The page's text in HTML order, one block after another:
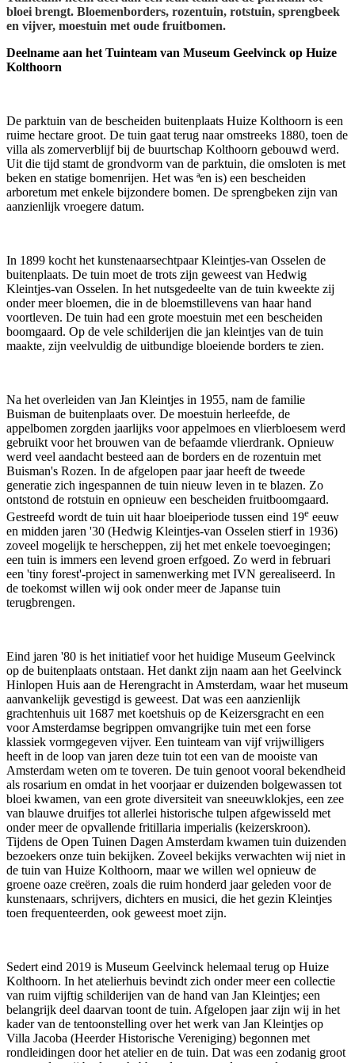
bloei brengt. Bloemenborders, rozentuin, rotstuin, sprengbeek
en vijver, moestuin met oude fruitbomen.
Deelname aan het Tuinteam van Museum Geelvinck op Huize
Kolthoorn
De parktuin van de bescheiden buitenplaats Huize Kolthoorn is een
ruime hectare groot. De tuin gaat terug naar omstreeks 1880, toen de
villa als zomerverblijf bij de buurtschap Kolthoorn gebouwd werd.
Uit die tijd stamt de grondvorm van de parktuin, die omsloten is met
beken en statige bomenrijen. Het was ªen is) een bescheiden
arboretum met enkele bijzondere bomen. De sprengbeken zijn van
aanzienlijk vroegere datum.
In 1899 kocht het kunstenaarsechtpaar Kleintjes-van Osselen de
buitenplaats. De tuin moet de trots zijn geweest van Hedwig
Kleintjes-van Osselen. In het nutsgedeelte van de tuin kweekte zij
onder meer bloemen, die in de bloemstillevens van haar hand
voortleven. De tuin had een grote moestuin met een bescheiden
boomgaard. Op de vele schilderijen die jan kleintjes van de tuin
maakte, zijn veelvuldig de uitbundige bloeiende borders te zien.
Na het overleiden van Jan Kleintjes in 1955, nam de familie
Buisman de buitenplaats over. De moestuin herleefde, de
appelbomen zorgden jaarlijks voor appelmoes en vlierbloesem werd
gebruikt voor het brouwen van de befaamde vlierdrank. Opnieuw
werd veel aandacht besteed aan de borders en de rozentuin met
Buisman's Rozen. In de afgelopen paar jaar heeft de tweede
generatie zich ingespannen de tuin nieuw leven in te blazen. Zo
ontstond de rotstuin en opnieuw een bescheiden fruitboomgaard.
Gestreefd wordt de tuin uit haar bloeiperiode tussen eind 19e eeuw
en midden jaren '30 (Hedwig Kleintjes-van Osselen stierf in 1936)
zoveel mogelijk te herscheppen, zij het met enkele toevoegingen;
een tuin is immers een levend groen erfgoed. Zo werd in februari
een 'tiny forest'-project in samenwerking met IVN gerealiseerd. In
de toekomst willen wij ook onder meer de Japanse tuin
terugbrengen.
Eind jaren '80 is het initiatief voor het huidige Museum Geelvinck
op de buitenplaats ontstaan. Het dankt zijn naam aan het Geelvinck
Hinlopen Huis aan de Herengracht in Amsterdam, waar het museum
aanvankelijk gevestigd is geweest. Dat was een aanzienlijk
grachtenhuis uit 1687 met koetshuis op de Keizersgracht en een
voor Amsterdamse begrippen omvangrijke tuin met een forse
klassiek vormgegeven vijver. Een tuinteam van vijf vrijwilligers
heeft in de loop van jaren deze tuin tot een van de mooiste van
Amsterdam weten om te toveren. De tuin genoot vooral bekendheid
als rosarium en omdat in het voorjaar er duizenden bolgewassen tot
bloei kwamen, van een grote diversiteit van sneeuwklokjes, een zee
van blauwe druifjes tot allerlei historische tulpen afgewisseld met
onder meer de opvallende fritillaria imperialis (keizerskroon).
Tijdens de Open Tuinen Dagen Amsterdam kwamen tuin duizenden
bezoekers onze tuin bekijken. Zoveel bekijks verwachten wij niet in
de tuin van Huize Kolthoorn, maar we willen wel opnieuw de
groene oaze creëren, zoals die ruim honderd jaar geleden voor de
kunstenaars, schrijvers, dichters en musici, die het gezin Kleintjes
toen frequenteerden, ook geweest moet zijn.
Sedert eind 2019 is Museum Geelvinck helemaal terug op Huize
Kolthoorn. In het atelierhuis bevindt zich onder meer een collectie
van ruim vijftig schilderijen van de hand van Jan Kleintjes; een
belangrijk deel daarvan toont de tuin. Afgelopen jaar zijn wij in het
kader van de tentoonstelling over het werk van Jan Kleintjes op
Villa Jacoba (Heerder Historische Vereniging) begonnen met
rondleidingen door het atelier en de tuin. Dat was een zodanig groot